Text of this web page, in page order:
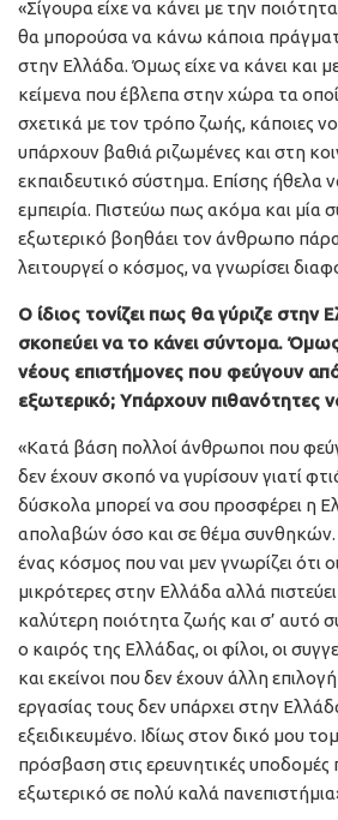
«Σίγουρα είχε να κάνει με την
θα μπορούσα να κάνω κάποια
στην Ελλάδα. Όμως είχε να κάνει και
κείμενα που έβλεπα στην χώρα τα
σχετικά με τον τρόπο ζωής, κάποιες
υπάρχουν βαθιά ριζωμένες και στη
εκπαιδευτικό σύστημα. Επίσης ήθελα
εμπειρία. Πιστεύω πως ακόμα και μία
εξωτερικό βοηθάει τον άνθρωπο
λειτουργεί ο κόσμος, να γνωρίσει
Ο ίδιος τονίζει πως θα γύριζε στην
σκοπεύει να το κάνει σύντομα. Όμως
νέους επιστήμονες που φεύγουν
εξωτερικό; Υπάρχουν πιθανότητες
«Κατά βάση πολλοί άνθρωποι που
δεν έχουν σκοπό να γυρίσουν γιατί
δύσκολα μπορεί να σου προσφέρει η
απολαβών όσο και σε θέμα συνθηκών.
ένας κόσμος που ναι μεν γνωρίζει ότι
μικρότερες στην Ελλάδα αλλά πιστεύει
καλύτερη ποιότητα ζωής και σ’ αυτό
ο καιρός της Ελλάδας, οι φίλοι, οι
και εκείνοι που δεν έχουν άλλη
εργασίας τους δεν υπάρχει στην
εξειδικευμένο. Ιδίως στον δικό μου
πρόσβαση στις ερευνητικές
εξωτερικό σε πολύ καλά